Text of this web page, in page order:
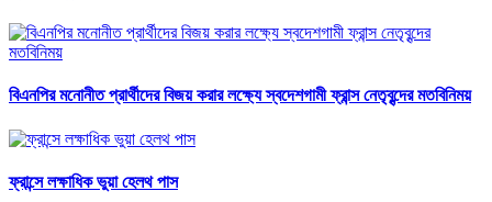
বিএনপির মনোনীত প্রার্থীদের বিজয় করার লক্ষ্যে স্বদেশগামী ফ্রান্স নেতৃবৃন্দের মতবিনিময়
ফ্রান্সে লক্ষাধিক ভুয়া হেলথ পাস